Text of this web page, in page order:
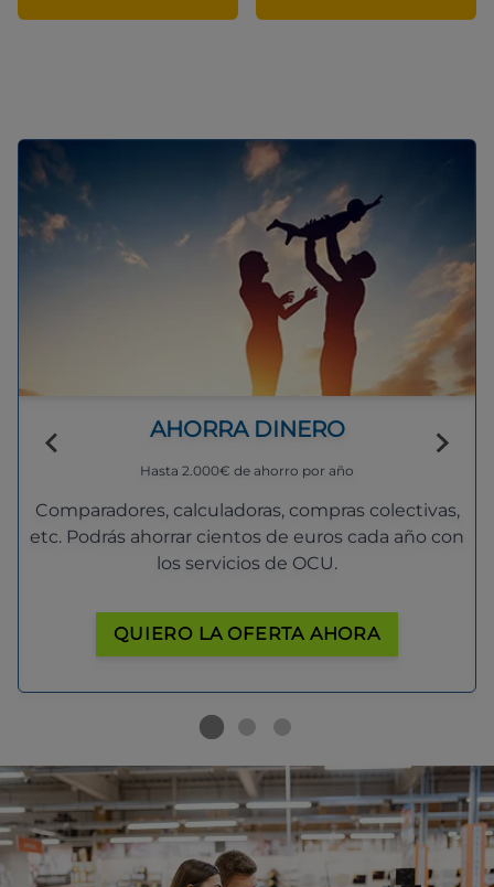
AHORRA DINERO
Hasta 2.000€ de ahorro por año
Comparadores, calculadoras, compras colectivas,
etc. Podrás ahorrar cientos de euros cada año con
los servicios de OCU.
QUIERO LA OFERTA AHORA